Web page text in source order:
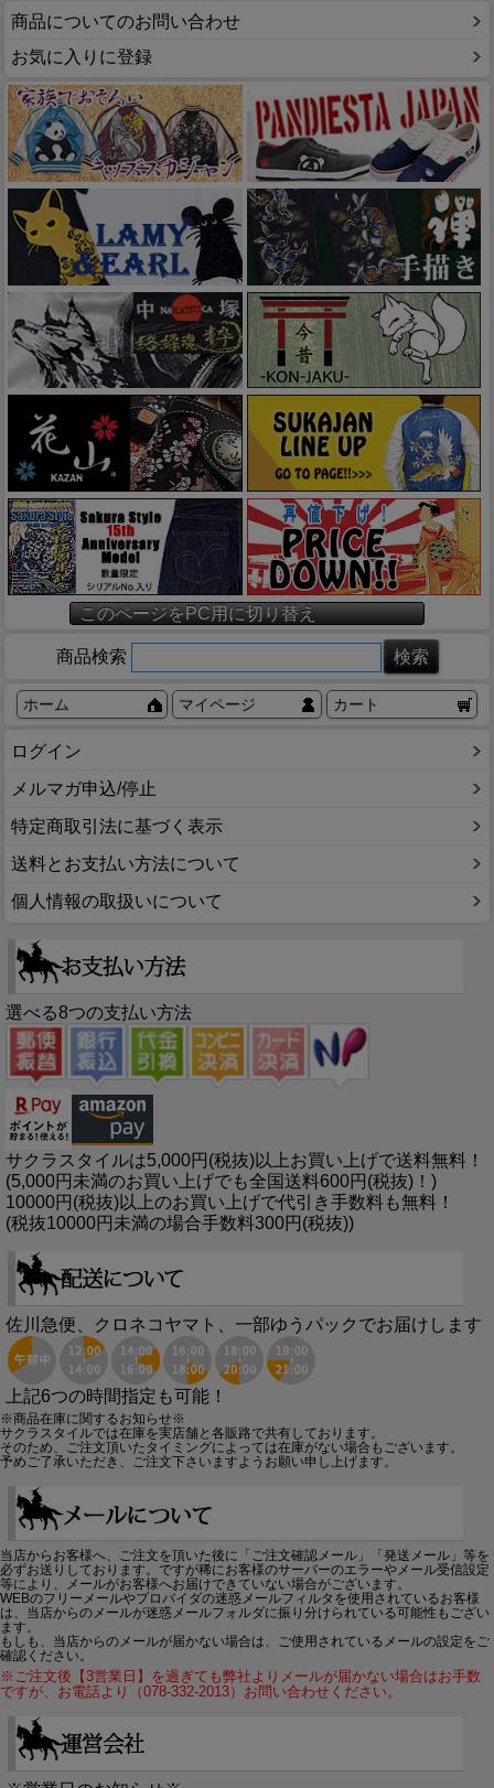
商品についてのお問い合わせ
お気に入りに登録
このページをPC用に切り替え
商品検索
ホーム マイページ カート
ログイン
メルマガ申込/停止
特定商取引法に基づく表示
送料とお支払い方法について
個人情報の取扱いについて
選べる8つの支払い方法
サクラスタイルは5,000円(税抜)以上お買い上げで送料無料！
(5,000円未満のお買い上げでも全国送料600円(税抜)！)
10000円(税抜)以上のお買い上げで代引き手数料も無料！
(税抜10000円未満の場合手数料300円(税抜))
佐川急便、クロネコヤマト、一部ゆうパックでお届けします
上記6つの時間指定も可能！
※商品在庫に関するお知らせ※
サクラスタイルでは在庫を実店舗と各販路で共有しております。
そのため、ご注文頂いたタイミングによっては在庫がない場合もございます。
予めご了承いただき、ご注文下さいますようお願い申し上げます。
当店からお客様へ、ご注文を頂いた後に「ご注文確認メール」「発送メール」等を
必ずお送りしております。ですが稀にお客様のサーバーのエラーやメール受信設定
等により、メールがお客様へお届けできていない場合がございます。
WEBのフリーメールやプロバイダの迷惑メールフィルタを使用されているお客様
は、当店からのメールが迷惑メールフォルダに振り分けられている可能性もござい
ます。
もしも、当店からのメールが届かない場合は、ご使用されているメールの設定をご
確認ください。
※ご注文後【3営業日】を過ぎても弊社よりメールが届かない場合はお手数
ですが、お電話より（078-332-2013）お問い合わせください。